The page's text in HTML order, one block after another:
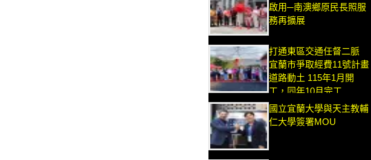
啟用─南澳鄉原民長照服
務再擴展
打通東區交通任督二脈
宜蘭市爭取經費11號計畫
道路動土 115年1月開
工，同年10月完工
國立宜蘭大學與天主教輔
仁大學簽署MOU